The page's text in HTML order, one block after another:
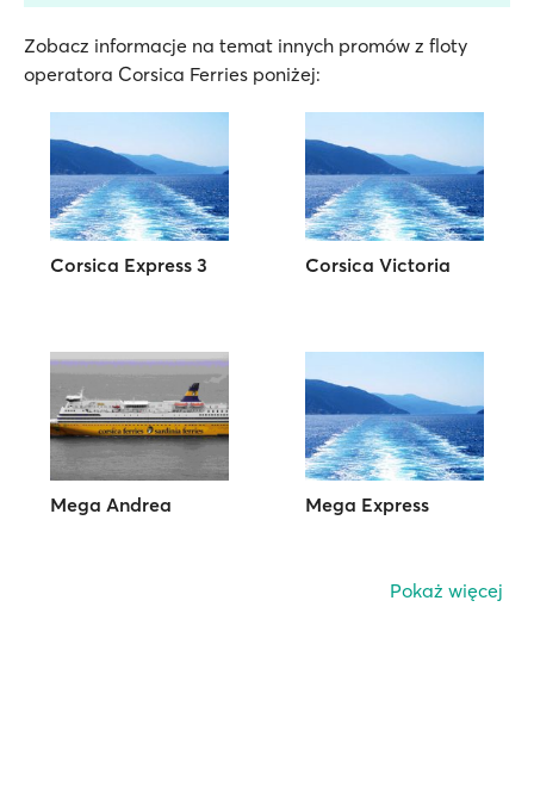
Zobacz informacje na temat innych promów z floty
operatora Corsica Ferries poniżej:
Corsica Express 3 Corsica Victoria
Mega Andrea Mega Express
Pokaż więcej